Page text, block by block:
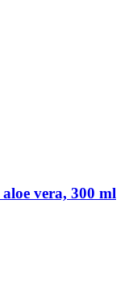
vera, 300 ml